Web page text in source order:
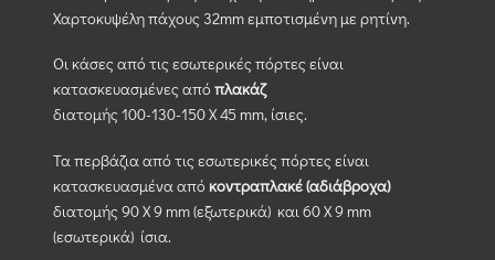
Χαρτοκυψέλη πάχους 32mm εμποτισμένη με ρητίνη.
Οι κάσες από τις εσωτερικές πόρτες είναι
κατασκευασμένες απόπλακάζ
διατομής 100-130-150 Χ 45 mm, ίσιες.
Τα περβάζια από τις εσωτερικές πόρτες είναι
κατασκευασμένα από κοντραπλακέ (αδιάβροχα)
διατομής 90 Χ 9 mm (εξωτερικά) και 60 Χ 9 mm
(εσωτερικά) ίσια.